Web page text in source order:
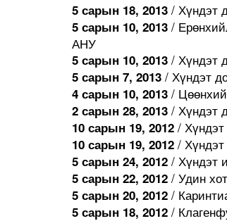
5 сарын 18, 2013 / Хүндэт
5 сарын 10, 2013 /
АНУ
5 сарын 10, 2013 / Хүндэт
5 сарын 7, 2013 / Хүндэт
4 сарын 10, 2013 /
2 сарын 28, 2013 / Хүндэт
10 сарын 19, 2012 /
10 сарын 19, 2012 /
5 сарын 24, 2012 / Хүндэт
5 сарын 22, 2012 / Удин
5 сарын 20, 2012 /
5 сарын 18, 2012 /